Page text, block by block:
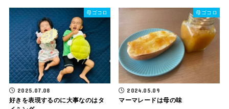
母ゴコロ
2025.07.08
好きを表現するのに大事なのはタ
母ゴコロ
2024.05.09
マーマレードは母の味